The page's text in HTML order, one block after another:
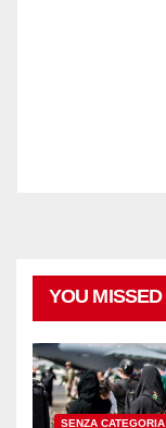
YOU MISSED
SENZA CATEGORIA